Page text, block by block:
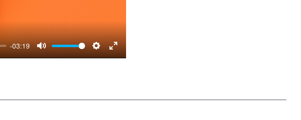
-03:19
Mute SettingsEnter fullscreen